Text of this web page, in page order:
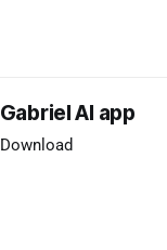
Gabriel AI app
Download